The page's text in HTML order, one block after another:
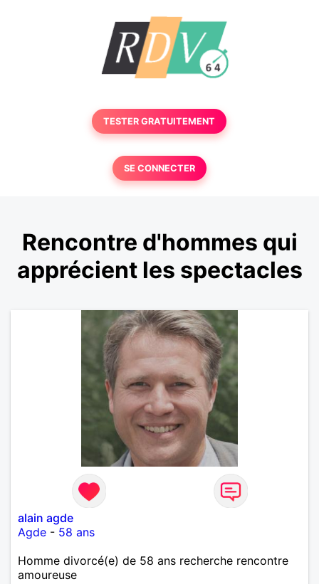
TESTER GRATUITEMENT
SE CONNECTER
Rencontre d'hommes qui
apprécient les spectacles
alain agde
Agde - 58 ans
Homme divorcé(e) de 58 ans recherche rencontre
amoureuse